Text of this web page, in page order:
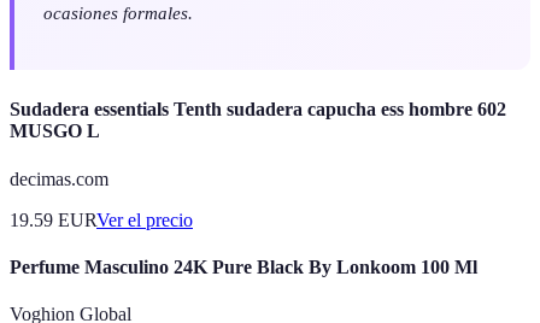
ocasiones formales.
Sudadera essentials Tenth sudadera capucha ess hombre 602
MUSGO L
decimas.com
19.59 EURVer el precio
Perfume Masculino 24K Pure Black By Lonkoom 100 Ml
Voghion Global